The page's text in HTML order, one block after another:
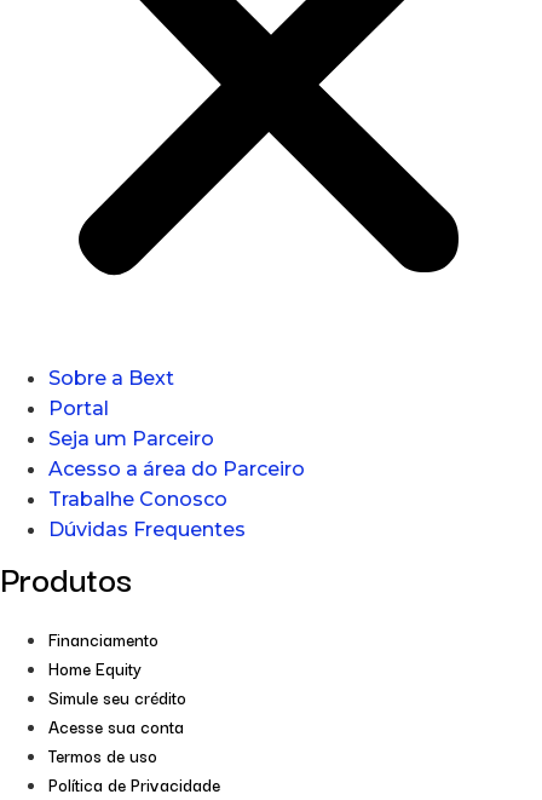
Sobre a Bext
Portal
Seja um Parceiro
Acesso a área do Parceiro
Trabalhe Conosco
Dúvidas Frequentes
Produtos
Financiamento
Home Equity
Simule seu crédito
Acesse sua conta
Termos de uso
Política de Privacidade